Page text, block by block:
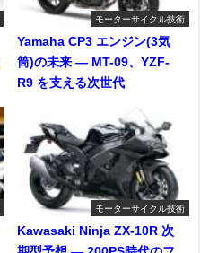
モーターサイクル技術
Yamaha CP3 エンジン(3気
筒)の未来 ― MT-09、YZF-
R9 を支える次世代
モーターサイクル技術
Kawasaki Ninja ZX-10R 次